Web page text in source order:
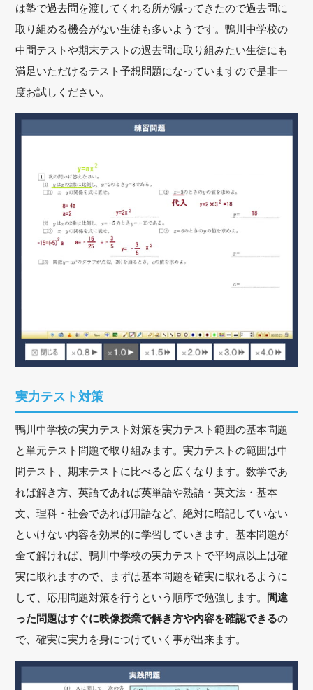
は塾で過去問を渡してくれる所が減ってきたので過去問に
取り組める機会がない生徒も多いようです。鴨川中学校の
中間テストや期末テストの過去問に取り組みたい生徒にも
満足いただけるテスト予想問題になっていますので是非一
度お試しください。
実力テスト対策
鴨川中学校の実力テスト対策を実力テスト範囲の基本問題
と単元テスト問題で取り組みます。実力テストの範囲は中
間テスト、期末テストに比べると広くなります。数学であ
れば解き方、英語であれば英単語や熟語・英文法・基本
文、理科・社会であれば用語など、絶対に暗記していない
といけない内容を効果的に学習していきます。基本問題が
全て解ければ、鴨川中学校の実力テストで平均点以上は確
実に取れますので、まずは基本問題を確実に取れるように
して、応用問題対策を行うという順序で勉強します。 間違
った問題はすぐに映像授業で解き方や内容を確認できるの
で、確実に実力を身につけていく事が出来ます。